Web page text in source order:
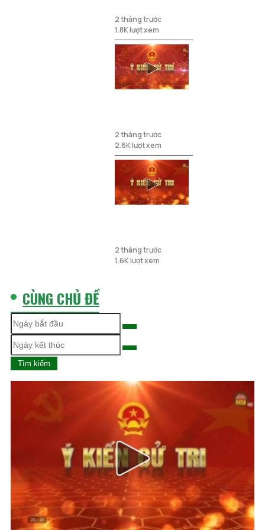
2 tháng trước
1.8K lượt xem
2 tháng trước
2.6K lượt xem
chưa đáp ứng
yêu cầu dạy và
2 tháng trước
1.6K lượt xem
CÙNG CHỦ ĐỀ
Tìm kiếm